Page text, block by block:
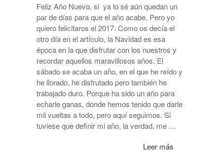
Feliz Año Nuevo, si ya lo sé aún quedan un
par de días para que el año acabe. Pero yo
quiero felicitaros el 2017. Como os decía el
otro día en el artículo, la Navidad es esa
época en la que disfrutar con los nuestros y
recordar aquellos maravillosos años. El
sábado se acaba un año, en el que he reído y
he llorado, he disfrutado pero también he
trabajado duro. Porque ha sido un año para
echarle ganas, donde hemos tenido que darle
mil vueltas a todo, pero aquí seguimos. Si
tuviese que definir mi año, la verdad, me …
Leer más